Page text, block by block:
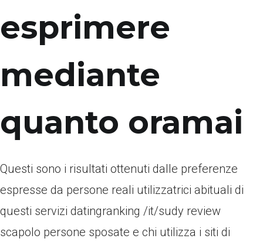
esprimere
mediante
quanto oramai
Questi sono i risultati ottenuti dalle preferenze
espresse da persone reali utilizzatrici abituali di
questi servizi datingranking /it/sudy review
scapolo persone sposate e chi utilizza i siti di